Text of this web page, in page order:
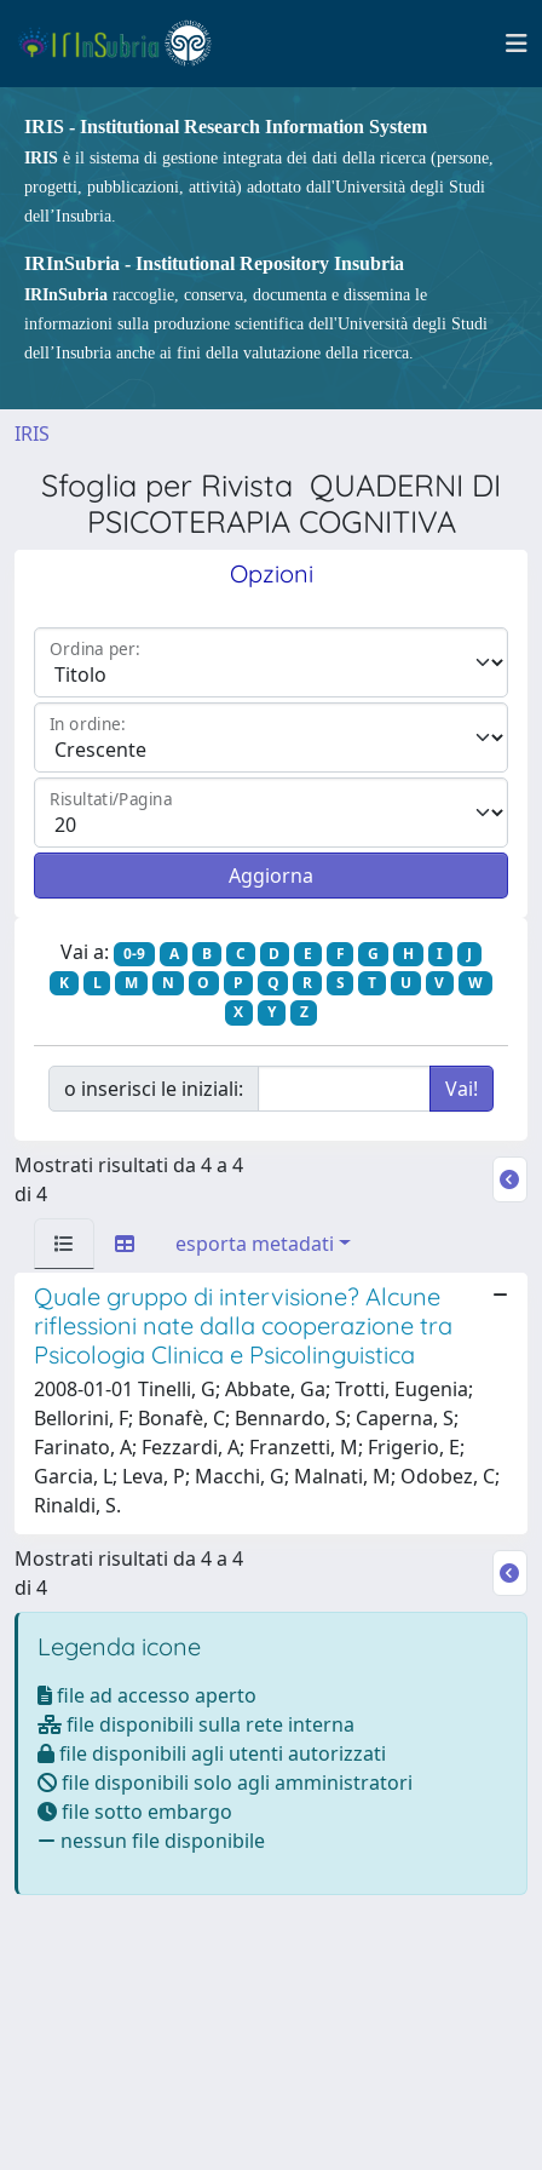
IRIS - Institutional Research Information System
IRIS è il sistema di gestione integrata dei dati della ricerca (persone,
progetti, pubblicazioni, attività) adottato dall'Università degli Studi
dell’Insubria.
IRInSubria - Institutional Repository Insubria
IRInSubria raccoglie, conserva, documenta e dissemina le
informazioni sulla produzione scientifica dell'Università degli Studi
dell’Insubria anche ai fini della valutazione della ricerca.
IRIS
Sfoglia per Rivista QUADERNI DI
PSICOTERAPIA COGNITIVA
Opzioni
Ordina per:
In ordine:
Risultati/Pagina
Vai a: 0-9 A B C D E F G H I
J
K
L M N O P Q R S T U V
W
X
Y Z
o inserisci le iniziali:
Mostrati risultati da 4 a 4
di 4
esporta metadati
Quale gruppo di intervisione? Alcune
riflessioni nate dalla cooperazione tra
Psicologia Clinica e Psicolinguistica
2008-01-01 Tinelli, G; Abbate, Ga; Trotti, Eugenia;
Bellorini, F; Bonafè, C; Bennardo, S; Caperna, S;
Farinato, A; Fezzardi, A; Franzetti, M; Frigerio, E;
Garcia, L; Leva, P; Macchi, G; Malnati, M; Odobez, C;
Rinaldi, S.
Mostrati risultati da 4 a 4
di 4
Legenda icone
file ad accesso aperto
file disponibili sulla rete interna
file disponibili agli utenti autorizzati
file disponibili solo agli amministratori
file sotto embargo
nessun file disponibile